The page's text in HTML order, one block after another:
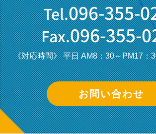
Tel.096-355-
Fax.096-355-
《対応時間》 平日 AM8：30～PM17：
お問い合わせ